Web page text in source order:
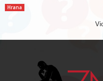
Hrana